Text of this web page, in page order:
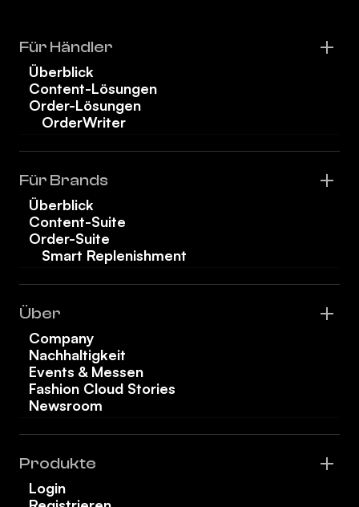
Für Händler
Überblick
Content-Lösungen
Order-Lösungen
OrderWriter
Für Brands
Überblick
Content-Suite
Order-Suite
Smart Replenishment
Über
Company
Nachhaltigkeit
Events & Messen
Fashion Cloud Stories
Newsroom
Produkte
Login